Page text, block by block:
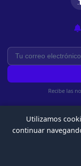
Recibe las
© 2026
Utilizamos
continuar